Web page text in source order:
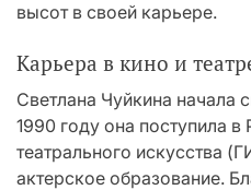
высот в своей карьере.
Карьера в кино и
Светлана Чуйкина начала
1990 году она поступила
театрального искусства
актерское образование.